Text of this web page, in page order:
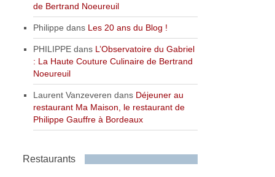
de Bertrand Noeureuil
Philippe dans Les 20 ans du Blog !
PHILIPPE dans L’Observatoire du Gabriel
: La Haute Couture Culinaire de Bertrand
Noeureuil
Laurent Vanzeveren dans Déjeuner au
restaurant Ma Maison, le restaurant de
Philippe Gauffre à Bordeaux
Restaurants